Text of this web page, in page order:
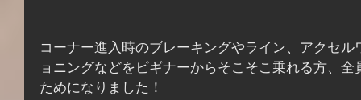
コーナー進入時のブレーキングやライン、アクセ
ョニングなどをビギナーからそこそこ乗れる方、
ためになりました！